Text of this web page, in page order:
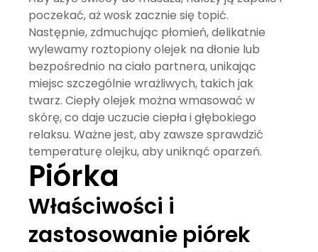
poczekać, aż wosk zacznie się topić.
Następnie, zdmuchując płomień, delikatnie
wylewamy roztopiony olejek na dłonie lub
bezpośrednio na ciało partnera, unikając
miejsc szczególnie wrażliwych, takich jak
twarz. Ciepły olejek można wmasować w
skórę, co daje uczucie ciepła i głębokiego
relaksu. Ważne jest, aby zawsze sprawdzić
temperaturę olejku, aby uniknąć oparzeń.
Piórka
Właściwości i
zastosowanie piórek